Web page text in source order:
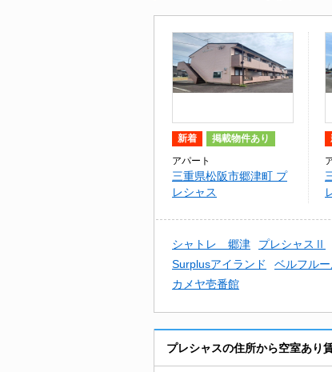
新着 掲載物件あり
アパート
三重県松阪市郷津町 プ
レシャス
シャトレ 郷津 プレシャスⅡ
Surplusアイランド
ベルフル
カメヤ壱番館
プレシャスの住所から空室あり